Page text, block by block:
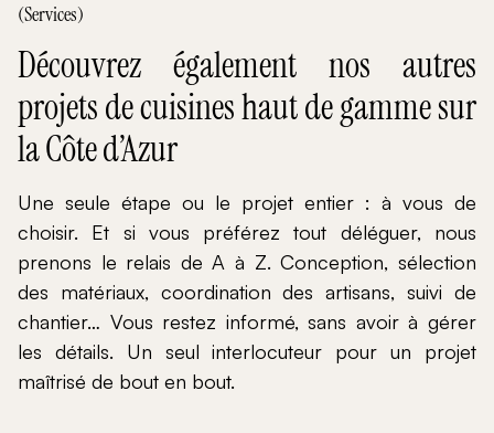
(Services)
Découvrez également nos autres
projets de cuisines haut de gamme sur
la Côte d’Azur
Une seule étape ou le projet entier : à vous de
choisir. Et si vous préférez tout déléguer, nous
prenons le relais de A à Z. Conception, sélection
des matériaux, coordination des artisans, suivi de
chantier… Vous restez informé, sans avoir à gérer
les détails. Un seul interlocuteur pour un projet
maîtrisé de bout en bout.